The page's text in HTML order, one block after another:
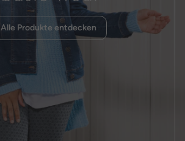
Alle Produkte entdecken